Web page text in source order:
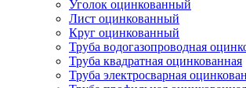
Уголок оцинкованный
Лист оцинкованный
Круг оцинкованный
Труба водогазопроводная
Труба квадратная оцинкованная
Труба электросварная